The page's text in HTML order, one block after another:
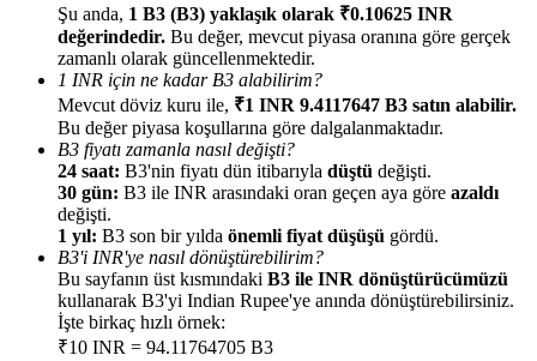
Yönlendirme
Arkadaşını davet et, nakit ödüller kazan
BTC Welcome Rewards
Şu anda, 1 B3 (B3) yaklaşık olarak ₹0.10625 INR
değerindedir. Bu değer, mevcut piyasa oranına göre gerçek
zamanlı olarak güncellenmektedir.
1 INR için ne kadar B3 alabilirim?
Mevcut döviz kuru ile, ₹1 INR 9.4117647 B3 satın alabilir.
Bu değer piyasa koşullarına göre dalgalanmaktadır.
B3 fiyatı zamanla nasıl değişti?
24 saat: B3'nin fiyatı dün itibarıyla düştü değişti.
30 gün: B3 ile INR arasındaki oran geçen aya göre azaldı
değişti.
1 yıl: B3 son bir yılda önemli fiyat düşüşü gördü.
B3'i INR'ye nasıl dönüştürebilirim?
Bu sayfanın üst kısmındaki B3 ile INR dönüştürücümüzü
kullanarak B3'yi Indian Rupee'ye anında dönüştürebilirsiniz.
İşte birkaç hızlı örnek:
₹10 INR = 94.11764705 B3